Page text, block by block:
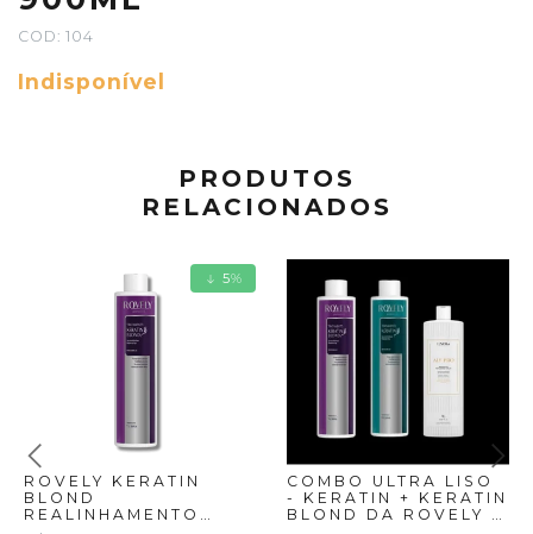
COD: 104
Indisponível
PRODUTOS
RELACIONADOS
5%
ROVELY KERATIN
BLOND
REALINHAMENTO
COMBO ULTRA LISO
- KERATIN + KERATIN
BLOND DA ROVELY +